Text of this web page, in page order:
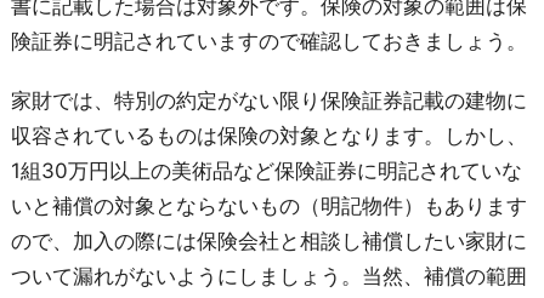
書に記載した場合は対象外です。保険の対象の範囲は保
険証券に明記されていますので確認しておきましょう。
家財では、特別の約定がない限り保険証券記載の建物に
収容されているものは保険の対象となります。しかし、
1組30万円以上の美術品など保険証券に明記されていな
いと補償の対象とならないもの（明記物件）もあります
ので、加入の際には保険会社と相談し補償したい家財に
ついて漏れがないようにしましょう。当然、補償の範囲